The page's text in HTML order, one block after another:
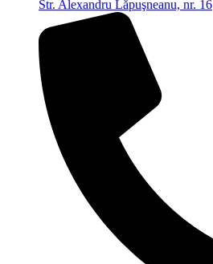
Str. Alexandru Lăpuşneanu, nr. 16